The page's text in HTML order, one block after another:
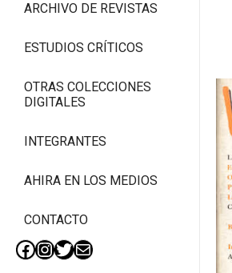
ARCHIVO DE REVISTAS
ESTUDIOS CRÍTICOS
OTRAS COLECCIONES
DIGITALES
INTEGRANTES
AHIRA EN LOS MEDIOS
CONTACTO
Facebook
Instagram
Twitter
Mail